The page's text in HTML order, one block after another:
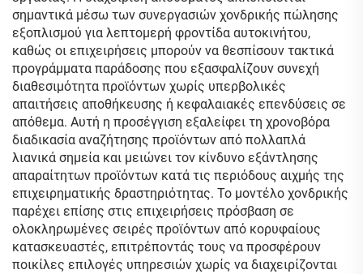
σημαντικά μέσω των συνεργασιών χονδρικής πώλησης
εξοπλισμού για λεπτομερή φροντίδα αυτοκινήτου,
καθώς οι επιχειρήσεις μπορούν να θεσπίσουν τακτικά
προγράμματα παράδοσης που εξασφαλίζουν συνεχή
διαθεσιμότητα προϊόντων χωρίς υπερβολικές
απαιτήσεις αποθήκευσης ή κεφαλαιακές επενδύσεις σε
απόθεμα. Αυτή η προσέγγιση εξαλείφει τη χρονοβόρα
διαδικασία αναζήτησης προϊόντων από πολλαπλά
λιανικά σημεία και μειώνει τον κίνδυνο εξάντλησης
απαραίτητων προϊόντων κατά τις περιόδους αιχμής της
επιχειρηματικής δραστηριότητας. Το μοντέλο χονδρικής
παρέχει επίσης στις επιχειρήσεις πρόσβαση σε
ολοκληρωμένες σειρές προϊόντων από κορυφαίους
κατασκευαστές, επιτρέποντάς τους να προσφέρουν
ποικίλες επιλογές υπηρεσιών χωρίς να διαχειρίζονται